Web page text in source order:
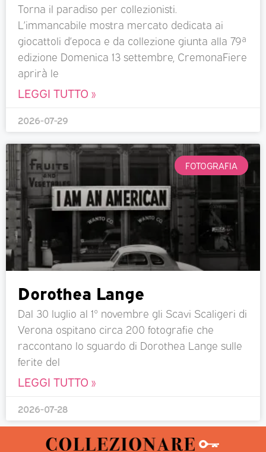
Torna il paradiso per collezionisti.
L’immancabile mostra mercato dedicata ai
giocattoli d’epoca e da collezione giunta alla 79ª
edizione Domenica 13 settembre, CremonaFiere
aprirà le
LEGGI TUTTO »
2026-07-29
FOTOGRAFIA
Dorothea Lange
Dal 30 luglio al 1° novembre gli Scavi Scaligeri di
Verona ospitano circa 200 fotografie che
raccontano lo sguardo di Dorothea Lange sulle
ferite del
LEGGI TUTTO »
2026-07-28